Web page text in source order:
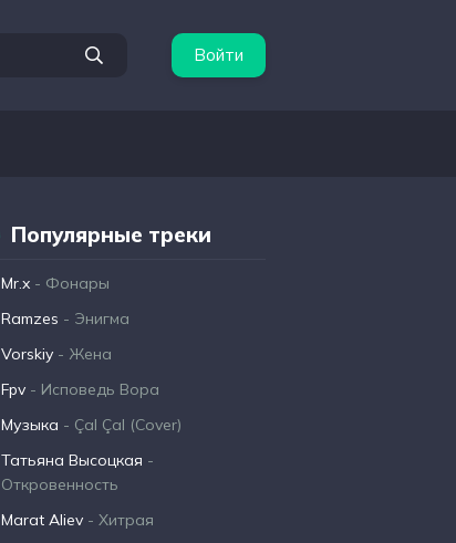
Войти
Популярные треки
Mr.x - Фонары
Ramzes - Энигма
Vorskiy - Жена
Fpv - Исповедь Вора
Музыка - Çal Çal (Cover)
Татьяна Высоцкая -
Откровенность
Marat Aliev - Хитрая